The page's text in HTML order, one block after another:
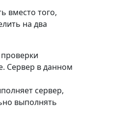
вместо того,
на два
Сервер в данном
сервер,
выполнять